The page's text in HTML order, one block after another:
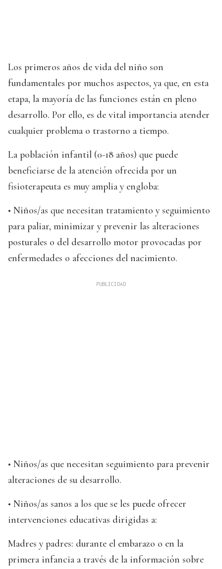
Los primeros años de vida del niño son
fundamentales por muchos aspectos, ya que, en esta
etapa, la mayoría de las funciones están en pleno
desarrollo. Por ello, es de vital importancia atender
cualquier problema o trastorno a tiempo.
La población infantil (0-18 años) que puede
beneficiarse de la atención ofrecida por un
fisioterapeuta es muy amplia y engloba:
• Niños/as que necesitan tratamiento y seguimiento
para paliar, minimizar y prevenir las alteraciones
posturales o del desarrollo motor provocadas por
enfermedades o afecciones del nacimiento.
• Niños/as que necesitan seguimiento para prevenir
alteraciones de su desarrollo.
• Niños/as sanos a los que se les puede ofrecer
intervenciones educativas dirigidas a:
Madres y padres: durante el embarazo o en la
primera infancia a través de la información sobre